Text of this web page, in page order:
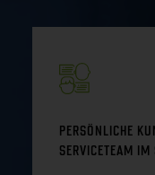
PERSÖNLICHE
SERVICETEAM IM